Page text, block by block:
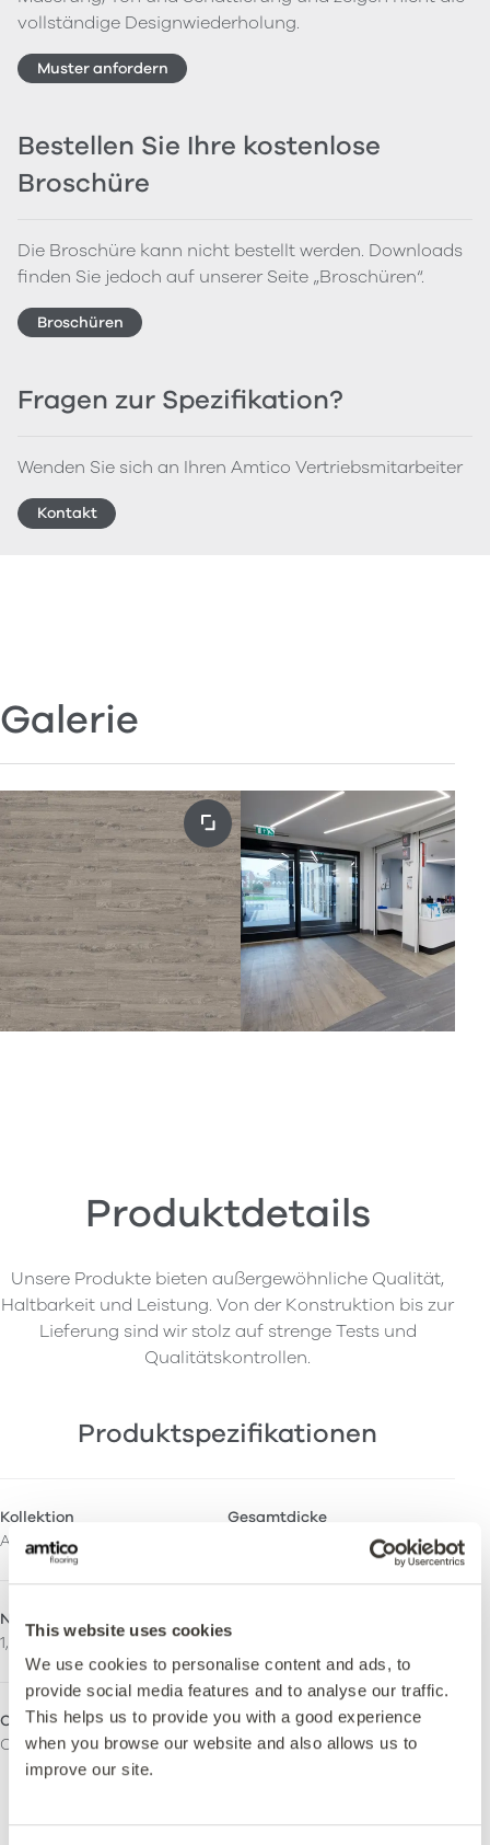
This website uses cookies
We use cookies to personalise content and ads, to
provide social media features and to analyse our traffic.
This helps us to provide you with a good experience
when you browse our website and also allows us to
improve our site.
vollständige Designwiederholung.
Muster anfordern
Bestellen Sie Ihre kostenlose
Broschüre
Die Broschüre kann nicht bestellt werden. Downloads
finden Sie jedoch auf unserer Seite „Broschüren“.
Broschüren
Fragen zur Spezifikation?
Wenden Sie sich an Ihren Amtico Vertriebsmitarbeiter
Kontakt
Galerie
Produktdetails
Unsere Produkte bieten außergewöhnliche Qualität,
Haltbarkeit und Leistung. Von der Konstruktion bis zur
Lieferung sind wir stolz auf strenge Tests und
Qualitätskontrollen.
Produktspezifikationen
Kollektion
Amtico Signature Safety
Gesamtdicke
Nutzschichtstärke
1,0mm
Quantum Guard Elite
Oberfläche
Ceramic
Frei von Orthophthalaten
Ja – Hergestellt unter